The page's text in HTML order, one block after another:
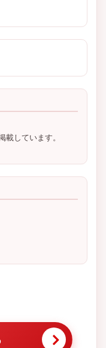
載しています。